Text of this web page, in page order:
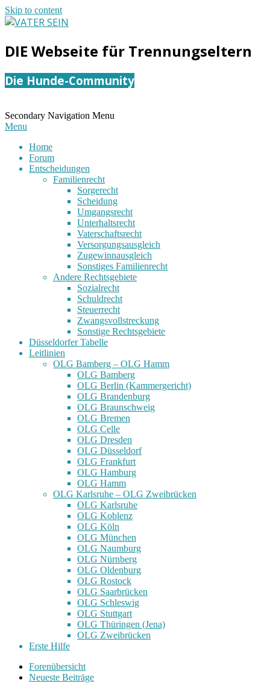
Skip to content
SEIN
DIE Webseite für Trennungseltern
Die Hunde-Community
Secondary Navigation Menu
Menu
Home
Forum
Entscheidungen
Familienrecht
Sorgerecht
Scheidung
Umgangsrecht
Unterhaltsrecht
Vaterschaftsrecht
Versorgungsausgleich
Zugewinnausgleich
Sonstiges Familienrecht
Andere Rechtsgebiete
Sozialrecht
Schuldrecht
Steuerrecht
Zwangsvollstreckung
Sonstige Rechtsgebiete
Düsseldorfer Tabelle
Leitlinien
OLG Bamberg – OLG Hamm
OLG Bamberg
OLG Berlin (Kammergericht)
OLG Brandenburg
OLG Braunschweig
OLG Bremen
OLG Celle
OLG Dresden
OLG Düsseldorf
OLG Frankfurt
OLG Hamburg
OLG Hamm
OLG Karlsruhe – OLG Zweibrücken
OLG Karlsruhe
OLG Koblenz
OLG Köln
OLG München
OLG Naumburg
OLG Nürnberg
OLG Oldenburg
OLG Rostock
OLG Saarbrücken
OLG Schleswig
OLG Stuttgart
OLG Thüringen (Jena)
OLG Zweibrücken
Erste Hilfe
Forenübersicht
Neueste Beiträge